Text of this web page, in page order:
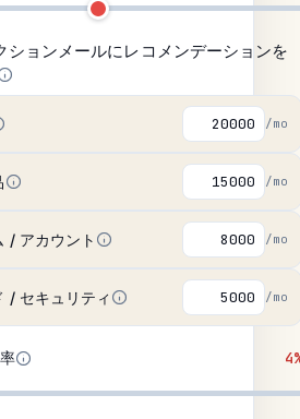
ションメールにレコメンデーションを
/mo
/mo
/ アカウント /mo
/ セキュリティ /mo